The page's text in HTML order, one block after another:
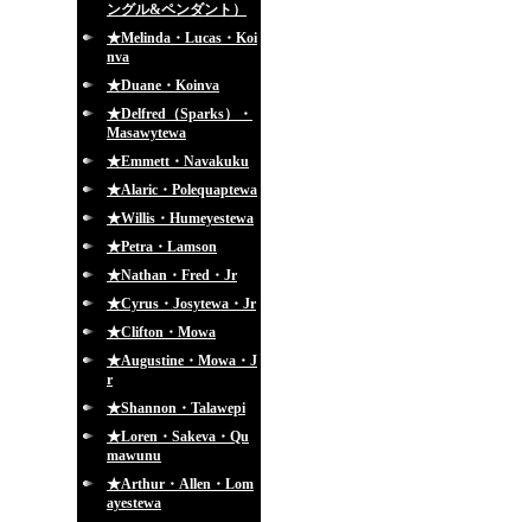
ングル&ペンダント）
★Melinda・Lucas・Koi
nva
★Duane・Koinva
★Delfred（Sparks）・
Masawytewa
★Emmett・Navakuku
★Alaric・Polequaptewa
★Willis・Humeyestewa
★Petra・Lamson
★Nathan・Fred・Jr
★Cyrus・Josytewa・Jr
★Clifton・Mowa
★Augustine・Mowa・J
r
★Shannon・Talawepi
★Loren・Sakeva・Qu
mawunu
★Arthur・Allen・Lom
ayestewa